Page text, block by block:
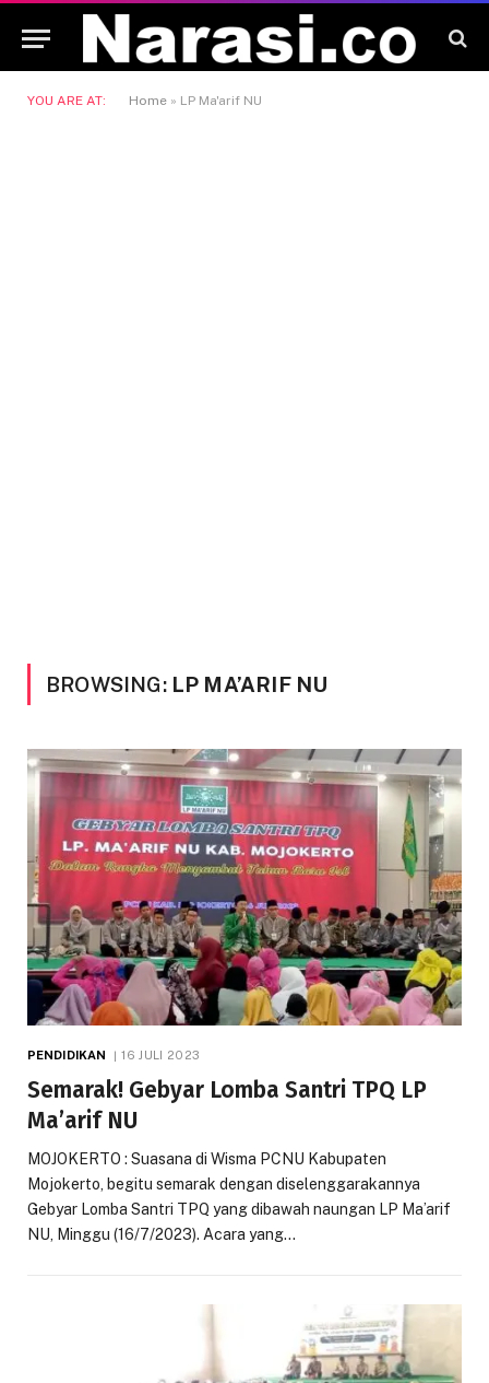
YOU ARE AT: Home » LP Ma'arif NU
BROWSING: LP MA’ARIF NU
PENDIDIKAN 16 JULI 2023
Semarak! Gebyar Lomba Santri TPQ LP
Ma’arif NU
MOJOKERTO : Suasana di Wisma PCNU Kabupaten
Mojokerto, begitu semarak dengan diselenggarakannya
Gebyar Lomba Santri TPQ yang dibawah naungan LP Ma’arif
NU, Minggu (16/7/2023). Acara yang…